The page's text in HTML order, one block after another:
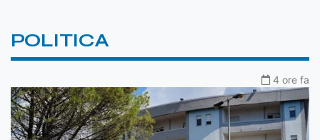
POLITICA
4 ore fa